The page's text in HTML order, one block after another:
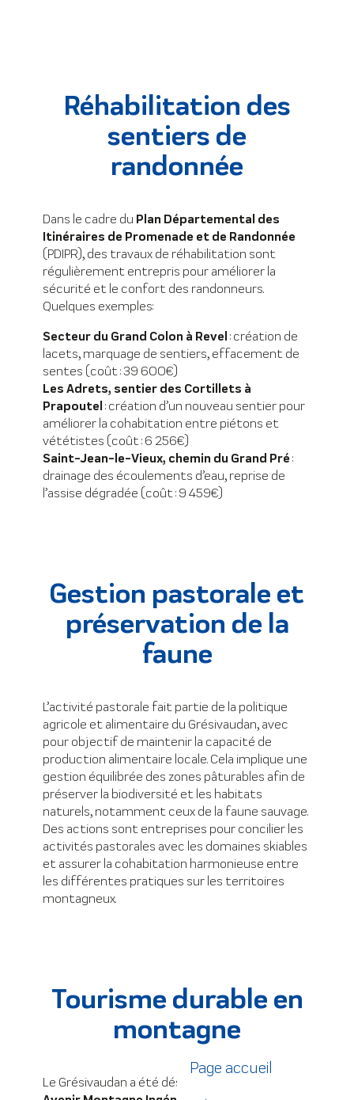
Page accueil
Réhabilitation des
sentiers de
randonnée
Dans le cadre du Plan Départemental des
Itinéraires de Promenade et de Randonnée
(PDIPR), des travaux de réhabilitation sont
régulièrement entrepris pour améliorer la
sécurité et le confort des randonneurs.
Quelques exemples:
Secteur du Grand Colon à Revel : création de
lacets, marquage de sentiers, effacement de
sentes (coût : 39 600€)
Les Adrets, sentier des Cortillets à
Prapoutel : création d’un nouveau sentier pour
améliorer la cohabitation entre piétons et
vététistes (coût : 6 256€)
Saint-Jean-le-Vieux, chemin du Grand Pré :
drainage des écoulements d’eau, reprise de
l’assise dégradée (coût : 9 459€)
Gestion pastorale et
préservation de la
faune
L’activité pastorale fait partie de la politique
agricole et alimentaire du Grésivaudan, avec
pour objectif de maintenir la capacité de
production alimentaire locale. Cela implique une
gestion équilibrée des zones pâturables afin de
préserver la biodiversité et les habitats
naturels, notamment ceux de la faune sauvage.
Des actions sont entreprises pour concilier les
activités pastorales avec les domaines skiables
et assurer la cohabitation harmonieuse entre
les différentes pratiques sur les territoires
montagneux.
Tourisme durable en
montagne
Le Grésivaudan a été désigné lauréat du